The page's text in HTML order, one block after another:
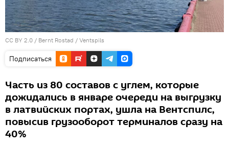
CC BY 2.0 / Bernt Rostad / Ventspils
Подписаться
Часть из 80 составов с углем, которые
дожидались в январе очереди на выгрузку
в латвийских портах, ушла на Вентспилс,
повысив грузооборот терминалов сразу на
40%